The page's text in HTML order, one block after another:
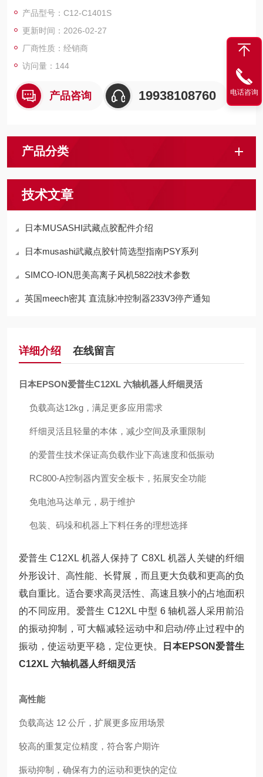
产品型号：C12-C1401S
更新时间：2026-02-27
厂商性质：经销商
访问量：144
产品咨询 19938108760
产品分类
技术文章
日本MUSASHI武藏点胶配件介绍
日本musashi武藏点胶针筒选型指南PSY系列
SIMCO-ION思美高离子风机5822i技术参数
英国meech密其 直流脉冲控制器233V3停产通知
详细介绍 在线留言
日本EPSON爱普生C12XL 六轴机器人纤细灵活
负载高达12kg，满足更多应用需求
纤细灵活且轻量的本体，减少空间及承重限制
的爱普生技术保证高负载作业下高速度和低振动
RC800-A控制器内置安全板卡，拓展安全功能
免电池马达单元，易于维护
包装、码垛和机器上下料任务的理想选择
爱普生 C12XL 机器人保持了 C8XL 机器人关键的纤细
外形设计、高性能、长臂展，而且更大负载和更高的负
载自重比。适合要求高灵活性、高速且狭小的占地面积
的不同应用。爱普生 C12XL 中型 6 轴机器人采用前沿
的振动抑制，可大幅减轻运动中和启动/停止过程中的
振动，使运动更平稳，定位更快。
日本EPSON爱普生
C12XL 六轴机器人纤细灵活
高性能
负载高达 12 公斤，扩展更多应用场景
较高的重复定位精度，符合客户期许
振动抑制，确保有力的运动和更快的定位
电话咨询